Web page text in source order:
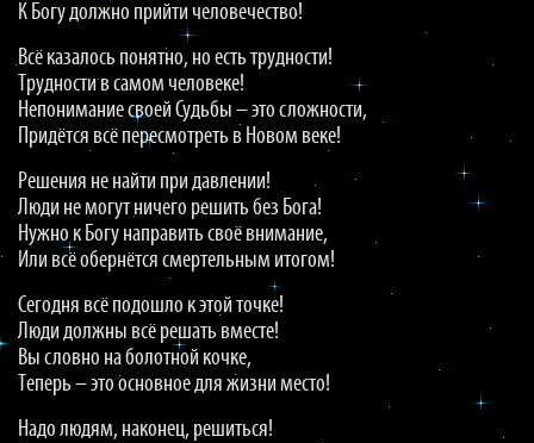
К Богу должно прийти человечество!
Всё казалось понятно, но есть трудности!
Трудности в самом человеке!
Непонимание своей Судьбы – это сложности,
Придётся всё пересмотреть в Новом веке!
Решения не найти при давлении!
Люди не могут ничего решить без Бога!
Нужно к Богу направить своё внимание,
Или всё обернётся смертельным итогом!
Сегодня всё подошло к этой точке!
Люди должны всё решать вместе!
Вы словно на болотной кочке,
Теперь – это основное для жизни место!
Надо людям, наконец, решиться!